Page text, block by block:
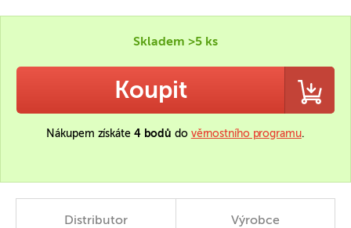
Skladem >5 ks
Koupit
Nákupem získáte 4 bodů do věrnostního programu.
Distributor Výrobce